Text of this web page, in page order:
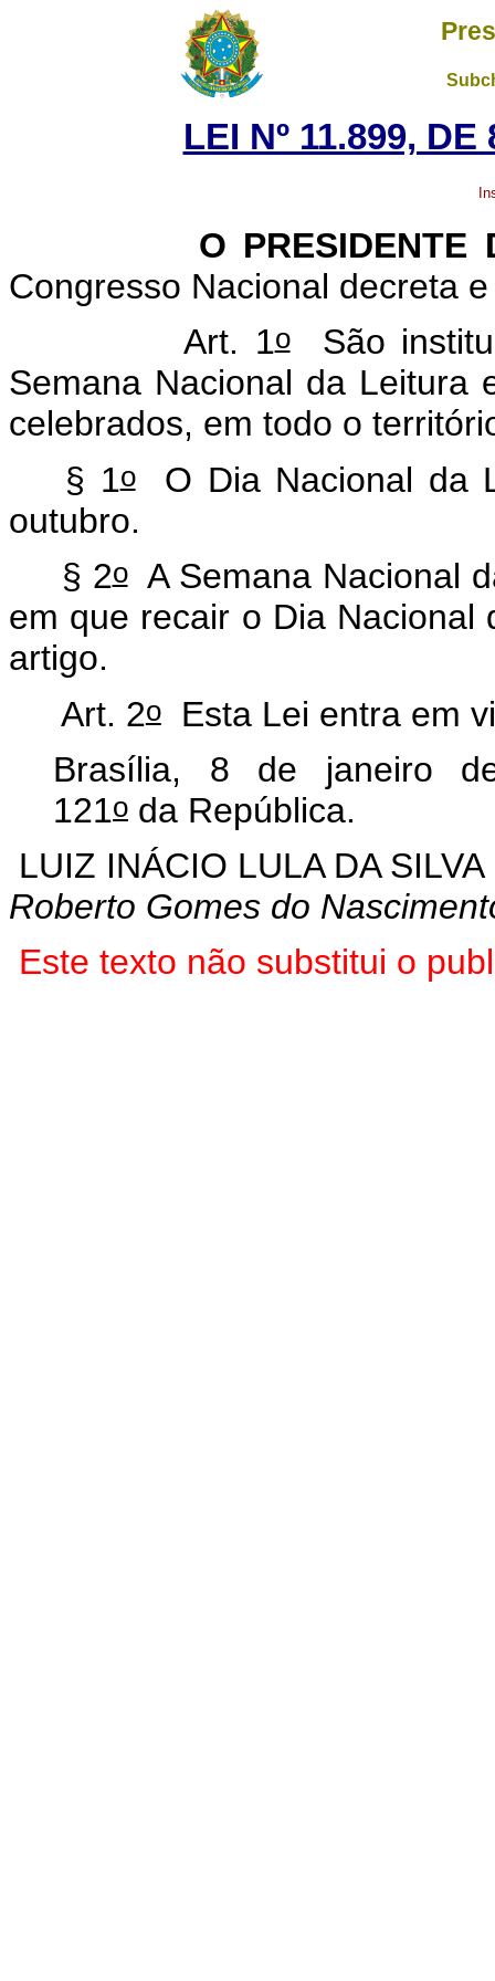
LEI Nº 11.899,
O
Congresso Nacional decreta
Art. 1oSão
Semana Nacional da Leitura
celebrados, em todo o
§ 1oO Dia Nacional da
outubro.
§ 2oA Semana Nacional
em que recair o Dia
artigo.
Art. 2oEsta Lei entra em
Brasília, 8 de janeiro
121o da República.
LUIZ INÁCIO LULA DA SILVA
Roberto Gomes do
Este texto não substitui o